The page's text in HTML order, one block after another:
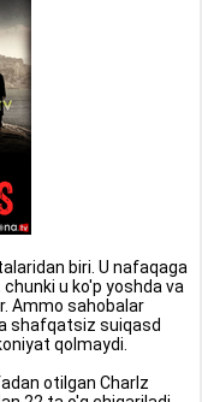
biri. U nafaqaga
u ko'p yoshda va
Ammo sahobalar
shafqatsiz suiqasd
qolmaydi.
otilgan Charlz